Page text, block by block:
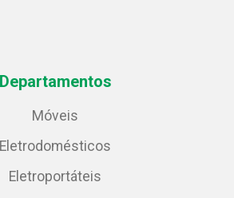
Departamentos
Móveis
Eletrodomésticos
Eletroportáteis